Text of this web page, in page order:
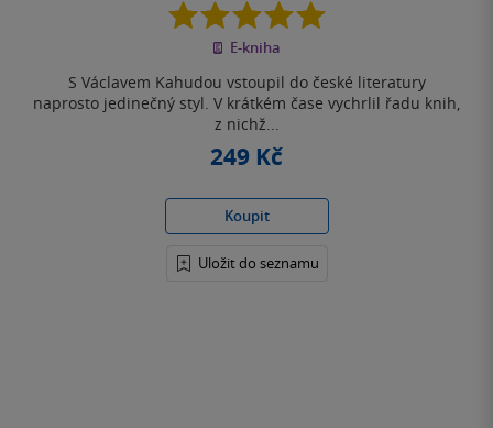
5.0
z
5
E-kniha
S Václavem Kahudou vstoupil do české literatury
naprosto jedinečný styl. V krátkém čase vychrlil řadu knih,
z nichž...
249 Kč
Koupit
Uložit do seznamu